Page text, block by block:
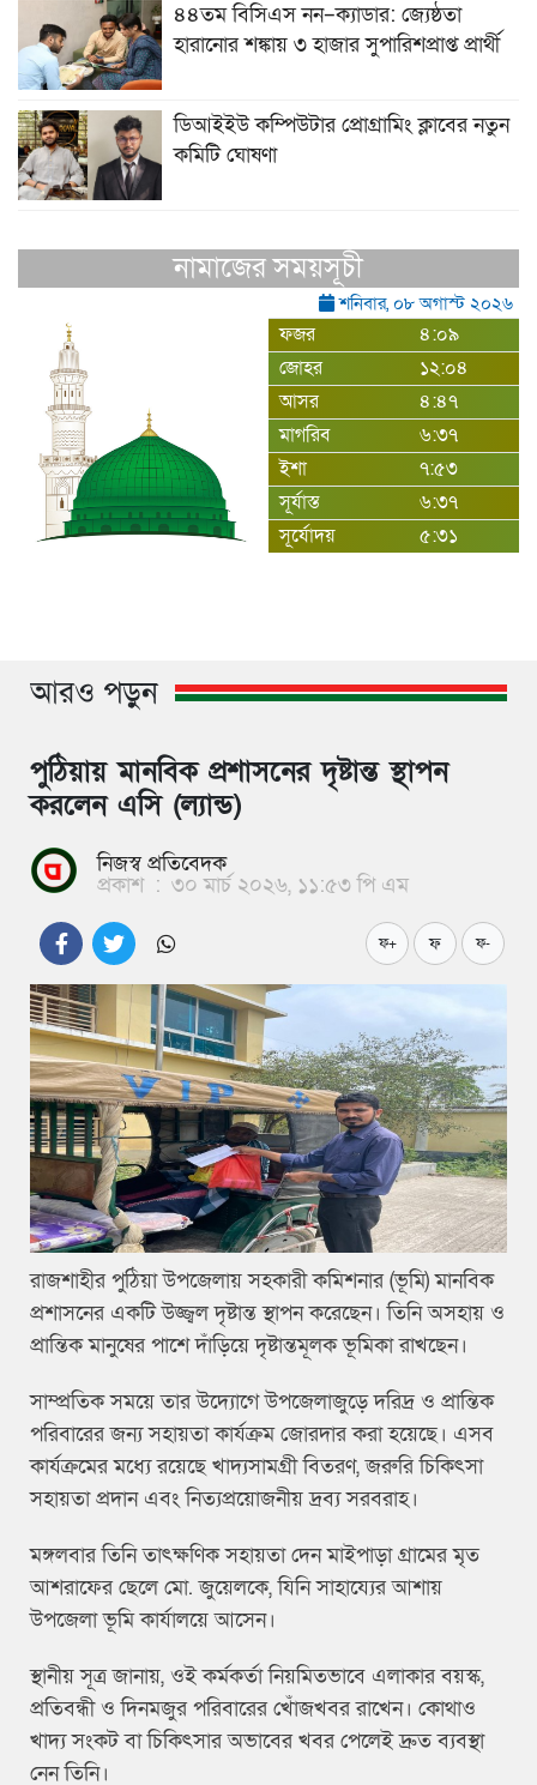
৪৪তম বিসিএস নন–ক্যাডার: জ্যেষ্ঠতা
হারানোর শঙ্কায় ৩ হাজার সুপারিশপ্রাপ্ত প্রার্থী
ডিআইইউ কম্পিউটার প্রোগ্রামিং ক্লাবের নতুন
কমিটি ঘোষণা
নামাজের সময়সূচী
শনিবার, ০৮ অগাস্ট ২০২৬
ফজর
৪:০৯
জোহর
১২:০৪
আসর
৪:৪৭
মাগরিব
৬:৩৭
ইশা
৭:৫৩
সূর্যাস্ত
৬:৩৭
সূর্যোদয়
৫:৩১
আরও পড়ুন
পুঠিয়ায় মানবিক প্রশাসনের দৃষ্টান্ত স্থাপন
করলেন এসি (ল্যান্ড)
নিজস্ব প্রতিবেদক
প্রকাশ : ৩০ মার্চ ২০২৬, ১১:৫৩ পি এম
ফ+ ফ ফ-
রাজশাহীর পুঠিয়া উপজেলায় সহকারী কমিশনার (ভূমি) মানবিক
প্রশাসনের একটি উজ্জ্বল দৃষ্টান্ত স্থাপন করেছেন। তিনি অসহায় ও
প্রান্তিক মানুষের পাশে দাঁড়িয়ে দৃষ্টান্তমূলক ভূমিকা রাখছেন।
সাম্প্রতিক সময়ে তার উদ্যোগে উপজেলাজুড়ে দরিদ্র ও প্রান্তিক
পরিবারের জন্য সহায়তা কার্যক্রম জোরদার করা হয়েছে। এসব
কার্যক্রমের মধ্যে রয়েছে খাদ্যসামগ্রী বিতরণ, জরুরি চিকিৎসা
সহায়তা প্রদান এবং নিত্যপ্রয়োজনীয় দ্রব্য সরবরাহ।
মঙ্গলবার তিনি তাৎক্ষণিক সহায়তা দেন মাইপাড়া গ্রামের মৃত
আশরাফের ছেলে মো. জুয়েলকে, যিনি সাহায্যের আশায়
উপজেলা ভূমি কার্যালয়ে আসেন।
স্থানীয় সূত্র জানায়, ওই কর্মকর্তা নিয়মিতভাবে এলাকার বয়স্ক,
প্রতিবন্ধী ও দিনমজুর পরিবারের খোঁজখবর রাখেন। কোথাও
খাদ্য সংকট বা চিকিৎসার অভাবের খবর পেলেই দ্রুত ব্যবস্থা
নেন তিনি।